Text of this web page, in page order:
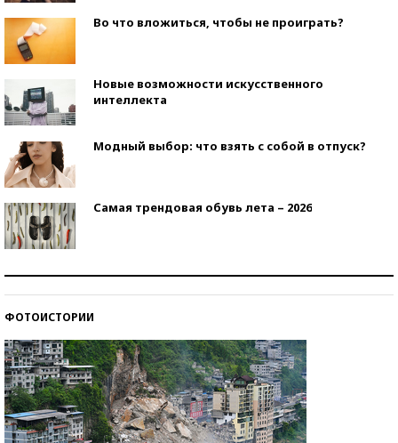
Во что вложиться, чтобы не проиграть?
Новые возможности искусственного
интеллекта
Модный выбор: что взять с собой в отпуск?
Самая трендовая обувь лета – 2026
ФОТОИСТОРИИ